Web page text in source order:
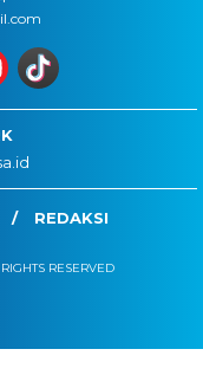
REDAKSI
RESERVED